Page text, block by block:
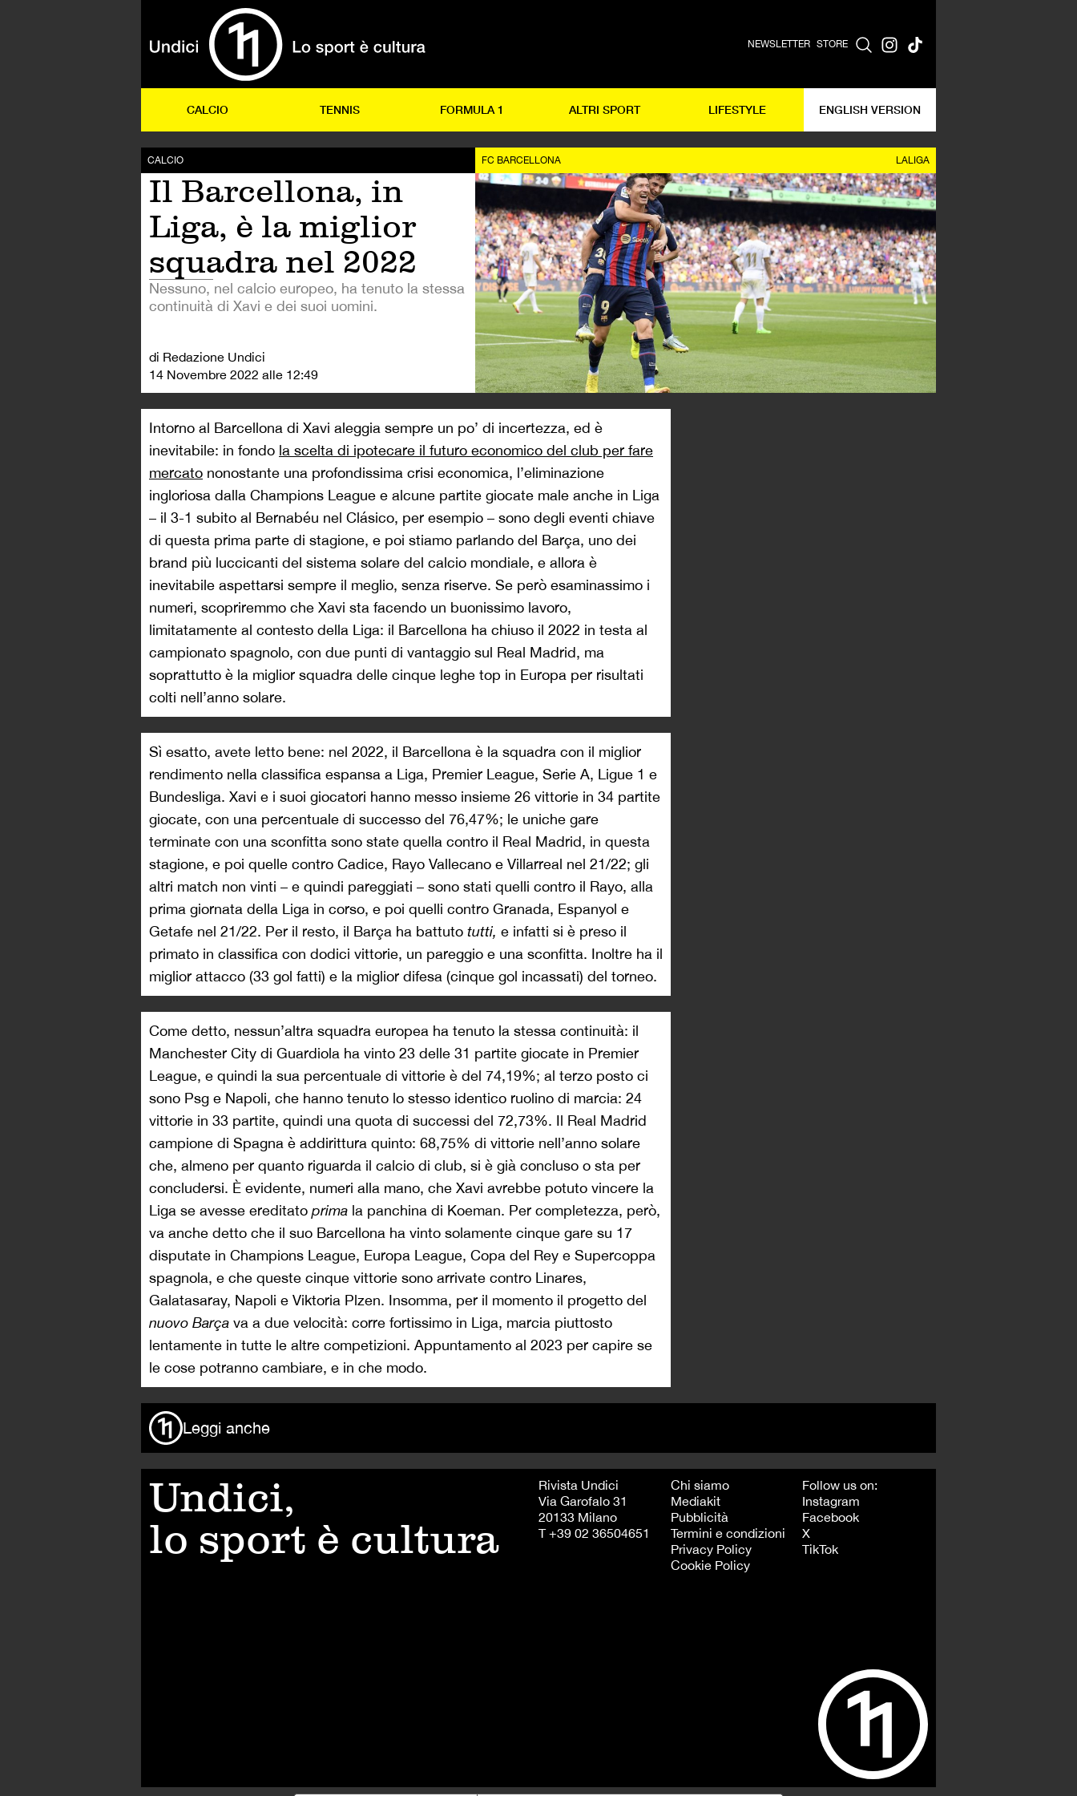
NEWSLETTER STORE
CALCIO TENNIS FORMULA 1 ALTRI SPORT LIFESTYLE ENGLISH VERSION
CALCIO
Il Barcellona, in
Liga, è la miglior
squadra nel 2022
Nessuno, nel calcio europeo, ha tenuto la stessa
continuità di Xavi e dei suoi uomini.
di Redazione Undici
14 Novembre 2022 alle 12:49
FC BARCELLONA LALIGA
Intorno al Barcellona di Xavi aleggia sempre un po’ di incertezza, ed è
inevitabile: in fondo la scelta di ipotecare il futuro economico del club per fare
mercato nonostante una profondissima crisi economica, l’eliminazione
ingloriosa dalla Champions League e alcune partite giocate male anche in Liga
– il 3-1 subito al Bernabéu nel Clásico, per esempio – sono degli eventi chiave
di questa prima parte di stagione, e poi stiamo parlando del Barça, uno dei
brand più luccicanti del sistema solare del calcio mondiale, e allora è
inevitabile aspettarsi sempre il meglio, senza riserve. Se però esaminassimo i
numeri, scopriremmo che Xavi sta facendo un buonissimo lavoro,
limitatamente al contesto della Liga: il Barcellona ha chiuso il 2022 in testa al
campionato spagnolo, con due punti di vantaggio sul Real Madrid, ma
soprattutto è la miglior squadra delle cinque leghe top in Europa per risultati
colti nell’anno solare.
Sì esatto, avete letto bene: nel 2022, il Barcellona è la squadra con il miglior
rendimento nella classifica espansa a Liga, Premier League, Serie A, Ligue 1 e
Bundesliga. Xavi e i suoi giocatori hanno messo insieme 26 vittorie in 34 partite
giocate, con una percentuale di successo del 76,47%; le uniche gare
terminate con una sconfitta sono state quella contro il Real Madrid, in questa
stagione, e poi quelle contro Cadice, Rayo Vallecano e Villarreal nel 21/22; gli
altri match non vinti – e quindi pareggiati – sono stati quelli contro il Rayo, alla
prima giornata della Liga in corso, e poi quelli contro Granada, Espanyol e
Getafe nel 21/22. Per il resto, il Barça ha battuto tutti, e infatti si è preso il
primato in classifica con dodici vittorie, un pareggio e una sconfitta. Inoltre ha il
miglior attacco (33 gol fatti) e la miglior difesa (cinque gol incassati) del torneo.
Come detto, nessun’altra squadra europea ha tenuto la stessa continuità: il
Manchester City di Guardiola ha vinto 23 delle 31 partite giocate in Premier
League, e quindi la sua percentuale di vittorie è del 74,19%; al terzo posto ci
sono Psg e Napoli, che hanno tenuto lo stesso identico ruolino di marcia: 24
vittorie in 33 partite, quindi una quota di successi del 72,73%. Il Real Madrid
campione di Spagna è addirittura quinto: 68,75% di vittorie nell’anno solare
che, almeno per quanto riguarda il calcio di club, si è già concluso o sta per
concludersi. È evidente, numeri alla mano, che Xavi avrebbe potuto vincere la
Liga se avesse ereditato prima la panchina di Koeman. Per completezza, però,
va anche detto che il suo Barcellona ha vinto solamente cinque gare su 17
disputate in Champions League, Europa League, Copa del Rey e Supercoppa
spagnola, e che queste cinque vittorie sono arrivate contro Linares,
Galatasaray, Napoli e Viktoria Plzen. Insomma, per il momento il progetto del
nuovo Barça va a due velocità: corre fortissimo in Liga, marcia piuttosto
lentamente in tutte le altre competizioni. Appuntamento al 2023 per capire se
le cose potranno cambiare, e in che modo.
Leggi anche
Undici,
lo sport è cultura
Rivista Undici
Via Garofalo 31
20133 Milano
T +39 02 36504651
Chi siamo
Mediakit
Pubblicità
Termini e condizioni
Privacy Policy
Cookie Policy
Follow us on:
Instagram
Facebook
X
TikTok